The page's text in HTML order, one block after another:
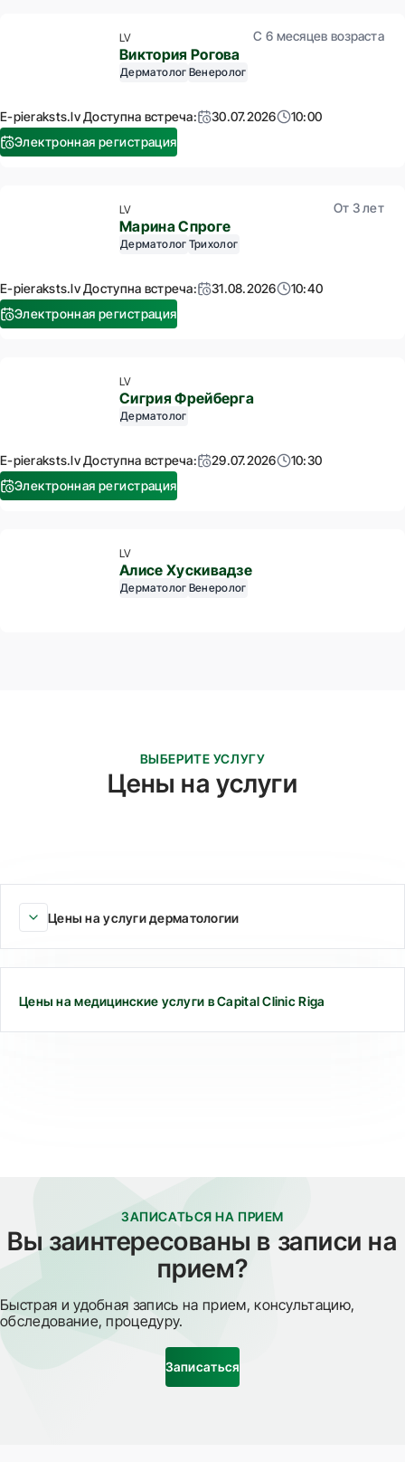
LV С 6 месяцев возраста
Виктория Рогова
Дерматолог Венеролог
E-pieraksts.lv Доступна встреча: 30.07.2026
10:00
Электронная регистрация
LV От 3 лет
Марина Спроге
Дерматолог Трихолог
E-pieraksts.lv Доступна встреча: 31.08.2026
10:40
Электронная регистрация
LV
Сигрия Фрейберга
Дерматолог
E-pieraksts.lv Доступна встреча: 29.07.2026
10:30
Электронная регистрация
LV
Алисе Хускивадзе
Дерматолог Венеролог
ВЫБЕРИТЕ УСЛУГУ
Цены на услуги
Цены на услуги дерматологии
Цены на медицинские услуги в Capital Clinic Riga
ЗАПИСАТЬСЯ НА ПРИЕМ
Вы заинтересованы в записи на
прием?
Быстрая и удобная запись на прием, консультацию,
обследование, процедуру.
Записаться